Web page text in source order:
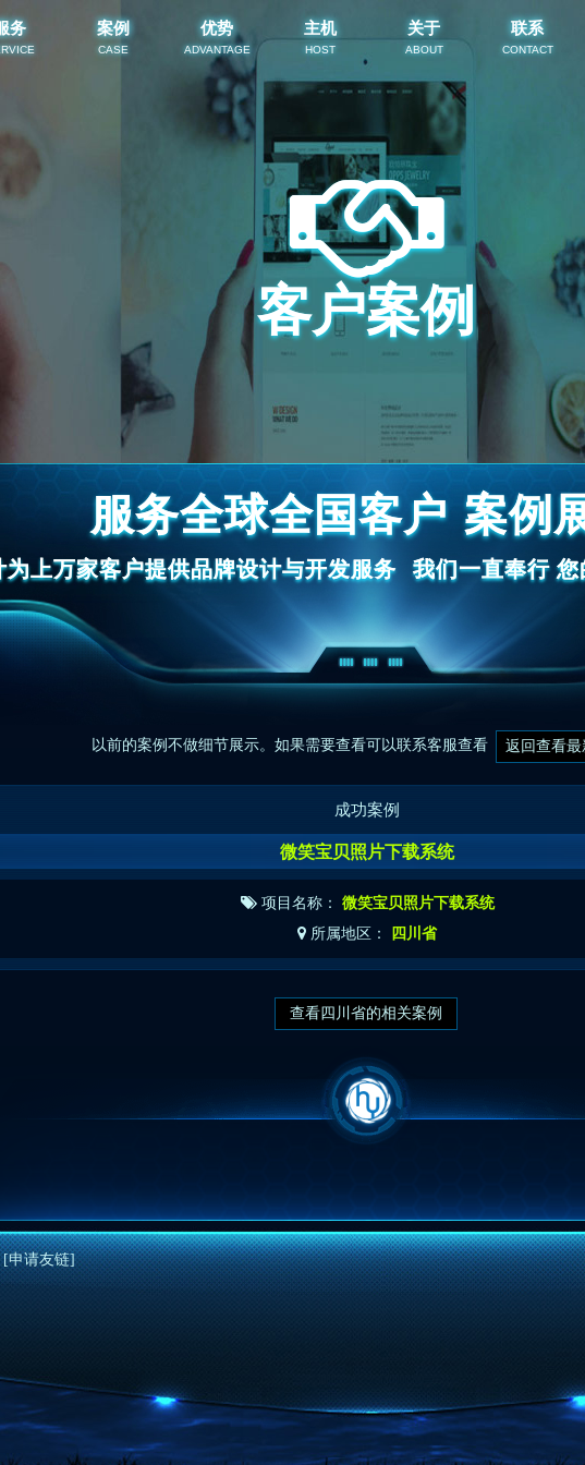
务 案例
CASE
优势
ADVANTAGE
主机
HOST
关于
ABOUT
联系
CONTACT
客户案例
服务全球全国客户 案例
为上万家客户提供品牌设计与开发服务 我们一直奉行
以前的案例不做细节展示。如果需要查看可以联系客服查看 返回查看最
成功案例
微笑宝贝照片下载系统
项目名称：
微笑宝贝照片下载系统
所属地区：
四川省
查看四川省的相关案例
[申请友链]